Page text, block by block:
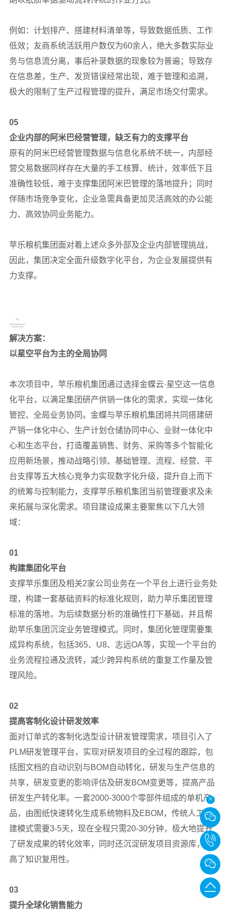
例如：计划排产、搭建材料清单等，导致数据低质、工作
低效；友商系统活跃用户数仅为60余人，绝大多数实际业
务与信息流分离，事后补录数据的现象较为普遍；导致存
在信息差，生产、发货错误经常出现，难于管理和追溯，
极大的限制了生产过程管理的提升，满足市场交付需求。
05
企业内部的阿米巴经营管理，缺乏有力的支撑平台
原有的阿米巴经营管理数据与信息化系统不统一，内部经
营交易数据同样存在大量的手工核算、统计，效率低下且
准确性较低，难于支撑集团阿米巴管理的落地提升；同时
伴随市场竞争变化，企业急需具备更加灵活高效的办公能
力、高效协同业务能力。
苹乐粮机集团面对着上述众多外部及企业内部管理挑战，
因此，集团决定全面升级数字化平台，为企业发展提供有
力支撑。
解决方案：
以星空平台为主的全局协同
本次项目中，苹乐粮机集团通过选择金蝶云·星空这一信息
化平台，以满足集团研产供销一体化的需求，实现一体化
管控、全局业务协同。金蝶与苹乐粮机集团将共同搭建研
产销一体化中心、生产计划仓储协同中心、业财一体化中
心和生态平台，打造覆盖销售、财务、采购等多个智能化
应用新场景，推动战略引领、基础管理、流程、经营、平
台支撑等五大核心竞争力实现数字化升级，提升自上而下
的统筹与控制能力，支撑苹乐粮机集团当前管理要求及未
来拓展与深化需求。项目建设成果主要聚焦以下几大领
域：
01
构建集团化平台
支撑苹乐集团及相关2家公司业务在一个平台上进行业务处
理，构建一套基础资料的标准化规则，助力苹乐集团管理
标准的落地，为后续数据分析的准确性打下基础，并且帮
助苹乐集团沉淀业务管理模式。同时，集团化管理需要集
成异构系统，包括365、U8、志远OA等，实现一个平台的
业务流程拉通及流转，减少跨异构系统的重复工作量及管
理风险。
02
提高客制化设计研发效率
面对订单式的客制化选型设计研发管理需求，项目引入了
PLM研发管理平台，实现对研发项目的全过程的跟踪，包
括图文档的自动识别与BOM自动转化，研发与生产信息的
共享，研发变更的影响评估及研发BOM变更等，提高产品
研发生产转化率。一套2000-3000个零部件组成的单机产
品，由图纸快速转化生成系统物料及EBOM，传统人工创
建模式需要3-5天，现在全程只需20-30分钟，极大地提升
了研发成果的转化效率，同时还沉淀研发项目资源库，提
高了知识复用性。
03
提升全球化销售能力
020-
转
返